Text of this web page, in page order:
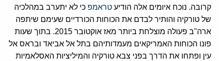
קרובה. נוכח איומים אלה הודיע טראמפ כי לא יתערב במהלכיה
של טורקיה והותיר לבדם את הכוחות הכורדיים שעימם שיתפה
ארה"ב פעולה מוצלחת ביותר מאז אוקטובר 2015. בתוך שעות
פונו הכוחות האמריקאים מעמדותיהם בתל אל אביאד ובראס אל
עין ופתחו את הדרך בפני צבא טורקיה והמיליציות האסלאמיות